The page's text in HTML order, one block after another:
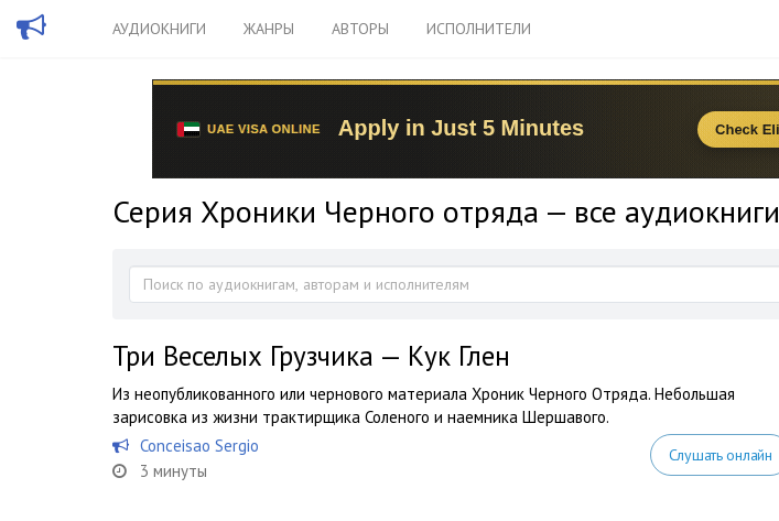
АУДИОКНИГИ ЖАНРЫ АВТОРЫ ИСПОЛНИТЕЛИ
Серия Хроники Черного отряда — все аудиокниги
Три Веселых Грузчика — Кук Глен
Из неопубликованного или чернового материала Хроник Черного Отряда. Небольшая
зарисовка из жизни трактирщика Соленого и наемника Шершавого.
Conceisao Sergio
3 минуты
Слушать онлайн